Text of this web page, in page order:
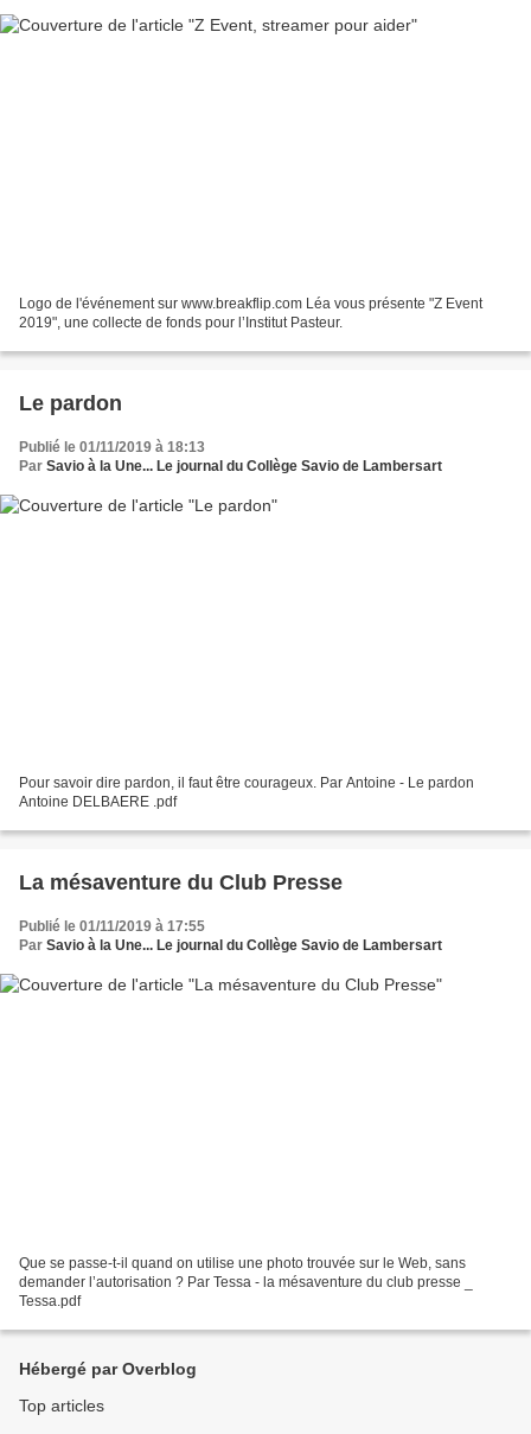
Logo de l'événement sur www.breakflip.com Léa vous présente "Z Event
2019", une collecte de fonds pour l’Institut Pasteur.
Le pardon
Publié le 01/11/2019 à 18:13
Par Savio à la Une... Le journal du Collège Savio de Lambersart
Pour savoir dire pardon, il faut être courageux. Par Antoine - Le pardon
Antoine DELBAERE .pdf
La mésaventure du Club Presse
Publié le 01/11/2019 à 17:55
Par Savio à la Une... Le journal du Collège Savio de Lambersart
Que se passe-t-il quand on utilise une photo trouvée sur le Web, sans
demander l’autorisation ? Par Tessa - la mésaventure du club presse _
Tessa.pdf
Hébergé par Overblog
Top articles